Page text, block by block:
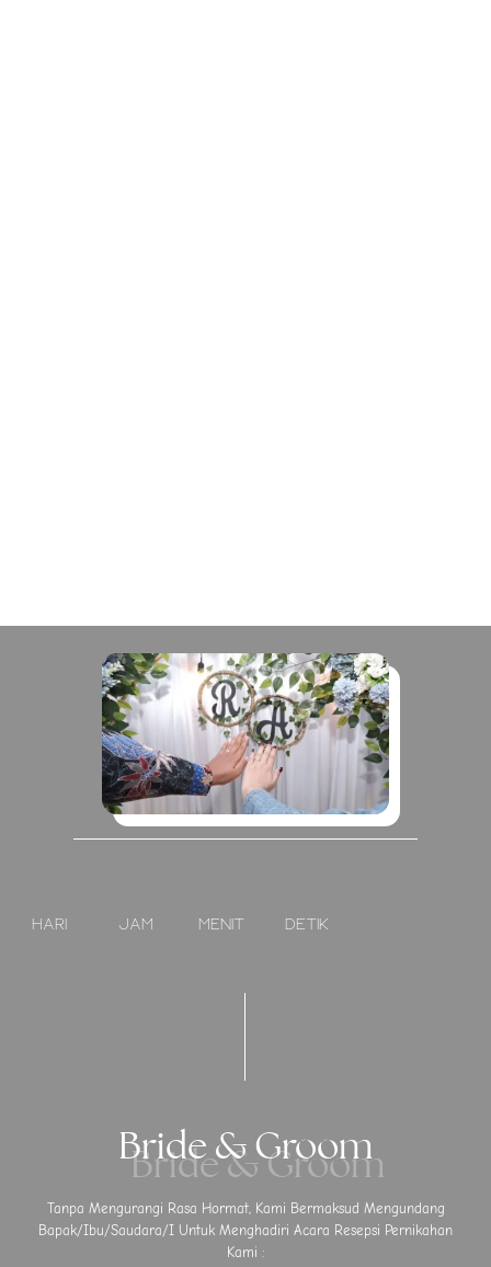
Hari Jam Menit Detik
Bride & Groom
Tanpa Mengurangi Rasa Hormat, Kami Bermaksud Mengundang
Bapak/Ibu/Saudara/I Untuk Menghadiri Acara Resepsi Pernikahan
Kami :